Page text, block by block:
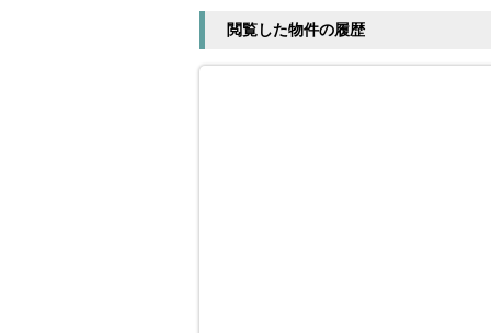
閲覧した物件の履歴